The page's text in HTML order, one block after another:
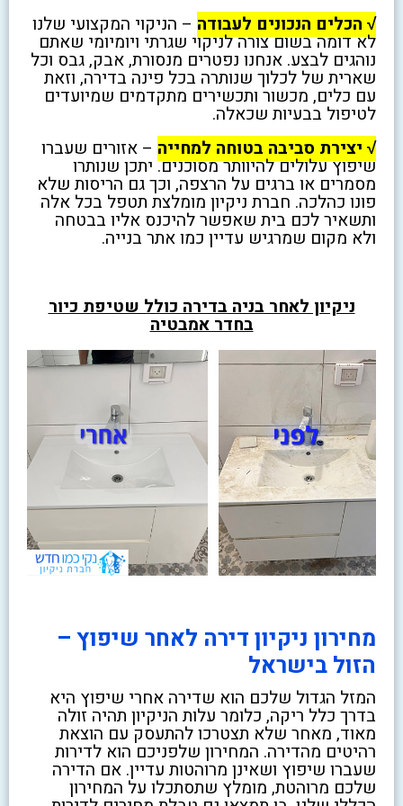
√ הכלים הנכונים לעבודה – הניקוי המקצועי שלנו
לא דומה בשום צורה לניקוי שגרתי ויומיומי שאתם
נוהגים לבצע. אנחנו נפטרים מנסורת, אבק, גבס וכל
שארית של לכלוך שנותרה בכל פינה בדירה, וזאת
עם כלים, מכשור ותכשירים מתקדמים שמיועדים
לטיפול בבעיות שכאלה.
√ יצירת סביבה בטוחה למחייה – אזורים שעברו
שיפוץ עלולים להיוותר מסוכנים. יתכן שנותרו
מסמרים או ברגים על הרצפה, וכך גם הריסות שלא
פונו כהלכה. חברת ניקיון מומלצת תטפל בכל אלה
ותשאיר לכם בית שאפשר להיכנס אליו בבטחה
ולא מקום שמרגיש עדיין כמו אתר בנייה.
ניקיון לאחר בניה בדירה כולל שטיפת כיור
בחדר אמבטיה
מחירון ניקיון דירה לאחר שיפוץ –
הזול בישראל
המזל הגדול שלכם הוא שדירה אחרי שיפוץ היא
בדרך כלל ריקה, כלומר עלות הניקיון תהיה זולה
מאוד, מאחר שלא תצטרכו להתעסק עם הוצאת
רהיטים מהדירה. המחירון שלפניכם הוא לדירות
שעברו שיפוץ ושאינן מרוהטות עדיין. אם הדירה
שלכם מרוהטת, מומלץ שתסתכלו על המחירון